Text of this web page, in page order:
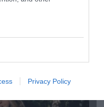
Privacy Policy
που γέλασε